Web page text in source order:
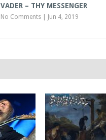
VADER – THY MESSENGER
No Comments Jun 4, 2019